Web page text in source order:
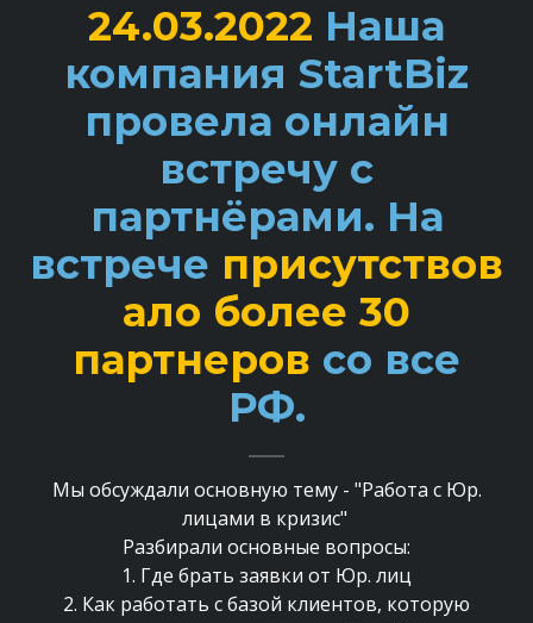
24.03.2022 Наша
компания StartBiz
провела онлайн
встречу с
партнёрами. На
встрече присутствов
ало более 30
партнеров со все
РФ.
Мы обсуждали основную тему - "Работа с Юр.
лицами в кризис"
Разбирали основные вопросы:
1. Где брать заявки от Юр. лиц
2. Как работать с базой клиентов, которую